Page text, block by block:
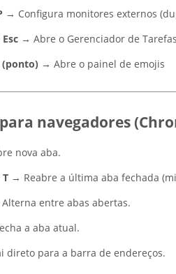
→ Configura monitores externos
→ Abre o Gerenciador de
(ponto) → Abre o painel de emojis
navegadores
nova aba.
→ Reabre a última aba fechada
entre abas abertas.
a aba atual.
direto para a barra de endereços.